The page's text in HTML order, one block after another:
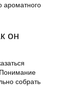
ароматного
он
собрать